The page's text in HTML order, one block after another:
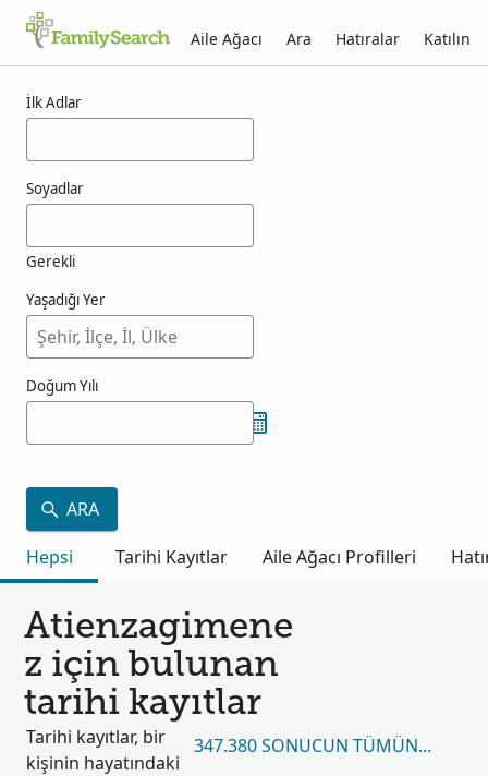
Aile Ağacı Ara Hatıralar Katılın
İlk Adlar
Soyadlar
Gerekli
Yaşadığı Yer
Doğum Yılı
ARA
Hepsi
Tarihi Kayıtlar Aile Ağacı Profilleri
Atienzagimene
z için bulunan
tarihi kayıtlar
Tarihi kayıtlar, bir
kişinin hayatındaki
347.380 SONUCUN TÜMÜNÜ